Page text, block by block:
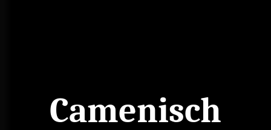
Camenisch